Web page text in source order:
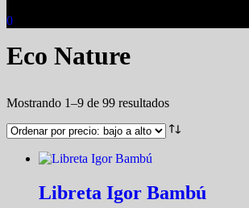
0
Eco Nature
Mostrando 1–9 de 99 resultados
Libreta Igor Bambú